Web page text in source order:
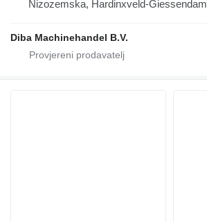
Nizozemska, Hardinxveld-Giessendam
Diba Machinehandel B.V.